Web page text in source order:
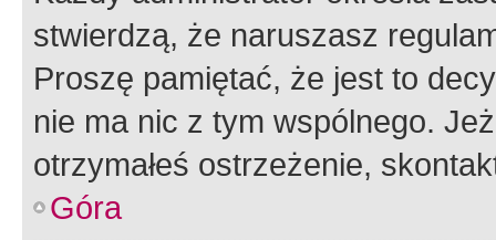
stwierdzą, że naruszasz
Proszę pamiętać, że jest to
nie ma nic z tym wspólnego.
otrzymałeś ostrzeżenie,
Góra